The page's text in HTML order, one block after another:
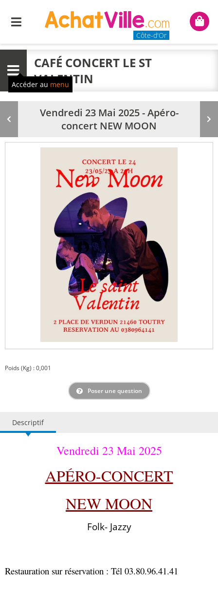
Menu
Côte-d'Or
Mon
Menu
CAFÉ CONCERT LE ST
VALENTIN
Accéder au menu
Produit
Vendredi 23 Mai 2025 - Apéro-
concert NEW MOON
Poids (Kg) : 0,001
Poser une question
Descriptif
Vendredi 23 Mai 2025
APÉRO-CONCERT
NEW MOON
Folk- Jazzy
Restauration sur réservation : Tél 03.80.96.41.41